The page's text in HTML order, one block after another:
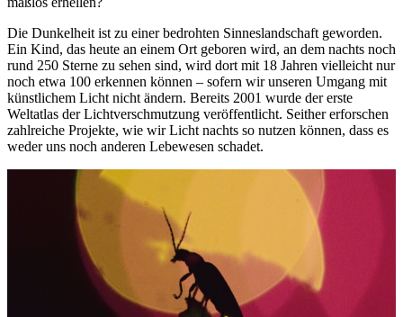
Die Dunkelheit ist zu einer bedrohten Sinneslandschaft geworden.
Ein Kind, das heute an einem Ort geboren wird, an dem nachts noch
rund 250 Sterne zu sehen sind, wird dort mit 18 Jahren vielleicht nur
noch etwa 100 erkennen können – sofern wir unseren Umgang mit
künstlichem Licht nicht ändern. Bereits 2001 wurde der erste
Weltatlas der Lichtverschmutzung veröffentlicht. Seither erforschen
zahlreiche Projekte, wie wir Licht nachts so nutzen können, dass es
weder uns noch anderen Lebewesen schadet.